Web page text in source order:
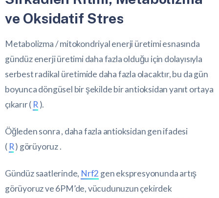
ve Oksidatif Stres
Metabolizma / mitokondriyal enerji üretimi esnasında
gündüz enerji üretimi daha fazla olduğu için dolayısıyla
serbest radikal üretimide daha fazla olacaktır, bu da gün
boyunca döngüsel bir şekilde bir antioksidan yanıt ortaya
çıkarır ( R ).
Öğleden sonra , daha fazla antioksidan gen ifadesi
( R) görüyoruz .
Gündüz saatlerinde, Nrf2 gen ekspresyonunda artış
görüyoruz ve 6PM’de, vücudunuzun çekirdek